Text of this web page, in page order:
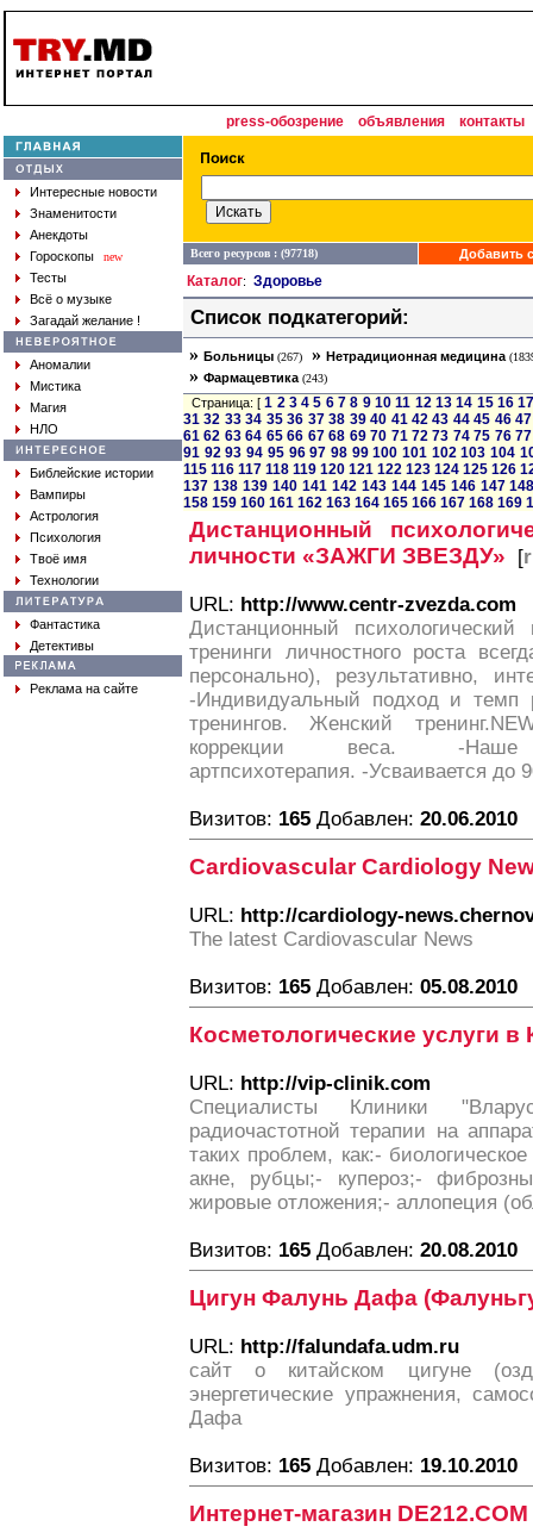
press-обозрение объявления контакты
Интересные новости
Знаменитости
Анекдоты
Гороскопы
new
Тесты
Всё о музыке
Загадай желание !
Аномалии
Мистика
Магия
НЛО
Библейские истории
Вампиры
Астрология
Психология
Твоё имя
Технологии
Фантастика
Детективы
Реклама на сайте
Всего ресурсов : (97718) Добавить
Каталог: Здоровье
Список подкатегорий:
» Больницы (267) » Нетрадиционная медицина
» Фармацевтика (243)
Страница: [1 2 3 4 5 6 7 8 9 10 11 12 13 14 15 16
31 32 33 34 35 36 37 38 39 40 41 42 43 44 45 46 47
61 62 63 64 65 66 67 68 69 70 71 72 73 74 75 76 77
91 92 93 94 95 96 97 98 99 100 101 102 103 104
115 116 117 118 119 120 121 122 123 124 125 126
137 138 139 140 141 142 143 144 145 146 147
158 159 160 161 162 163 164 165 166 167 168 169
Дистанционный
личности «ЗАЖГИ ЗВЕЗДУ» [
URL: http://www.centr-zvezda.com
Дистанционный
тренинги личностного роста
персонально), результативно,
-Индивидуальный подход и темп
тренингов. Женский
коррекции веса. -Наше
артпсихотерапия. -Усваивается до
Визитов: 165 Добавлен: 20.06.2010
Cardiovascular Cardiology
URL: http://cardiology-
The latest Cardiovascular News
Визитов: 165 Добавлен: 05.08.2010
Косметологические услуги в
URL: http://vip-clinik.com
Специалисты Клиники
радиочастотной терапии на
таких проблем, как:-
акне, рубцы;- купероз;-
жировые отложения;- аллопеция
Визитов: 165 Добавлен: 20.08.2010
Цигун Фалунь Дафа
URL: http://falundafa.udm.ru
cайт о китайском цигуне
энергетические упражнения,
Дафа
Визитов: 165 Добавлен: 19.10.2010
Интернет-магазин DE212.COM